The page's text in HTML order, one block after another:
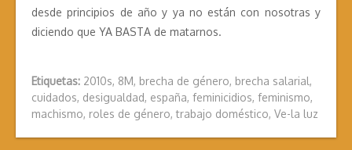
desde principios de año y ya no están con nosotras y
diciendo que YA BASTA de matarnos.
Etiquetas: 2010s, 8M, brecha de género, brecha salarial,
cuidados, desigualdad, españa, feminicidios, feminismo,
machismo, roles de género,trabajo doméstico, Ve-la luz